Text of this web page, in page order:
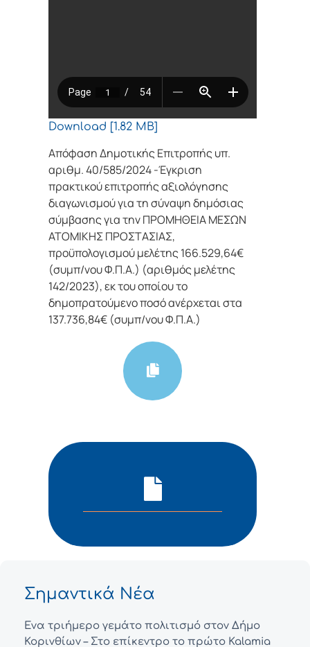
Download [1.82 MB]
Απόφαση Δημοτικής Επιτροπής υπ.
αριθμ. 40/585/2024 -Έγκριση
πρακτικού επιτροπής αξιολόγησης
διαγωνισμού για τη σύναψη δημόσιας
σύμβασης για την ΠΡΟΜΗΘΕΙΑ ΜΕΣΩΝ
ΑΤΟΜΙΚΗΣ ΠΡΟΣΤΑΣΙΑΣ,
προϋπολογισμού μελέτης 166.529,64€
(συμπ/νου Φ.Π.Α.) (αριθμός μελέτης
142/2023), εκ του οποίου το
δημοπρατούμενο ποσό ανέρχεται στα
137.736,84€ (συμπ/νου Φ.Π.Α.)
Σημαντικά Νέα
Ένα τριήμερο γεμάτο πολιτισμό στον Δήμο
Κορινθίων – Στο επίκεντρο το πρώτο Kalamia